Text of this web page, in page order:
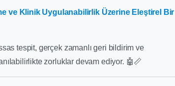
ve Klinik Uygulanabilirlik Üzerine Eleştirel Bir
tespit, gerçek zamanlı geri bildirim ve
zorluklar devam ediyor. 🤖📏